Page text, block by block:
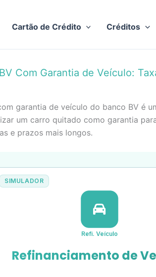
Cartão de Crédito Créditos
Com Garantia de Veículo:
garantia de veículo do banco BV é
um carro quitado como garantia
e prazos mais longos.